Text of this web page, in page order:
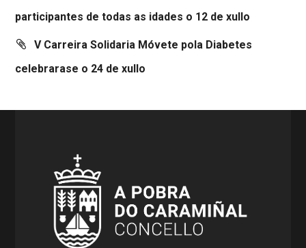
participantes de todas as idades o 12 de xullo
V Carreira Solidaria Móvete pola Diabetes
celebrarase o 24 de xullo